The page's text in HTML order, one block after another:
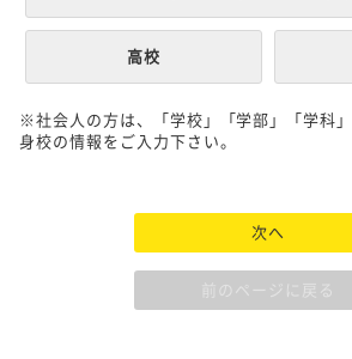
高校
※社会人の方は、「学校」「学部」「学科
身校の情報をご入力下さい。
次へ
前のページに戻る